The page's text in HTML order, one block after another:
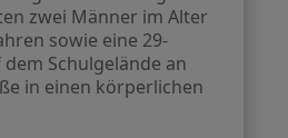
zwei Männer im Alter
sowie eine 29-
Schulgelände an
in einen körperlichen